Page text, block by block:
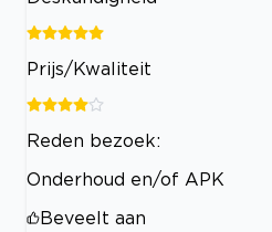
Prijs/Kwaliteit
Reden bezoek:
Onderhoud en/of APK
Beveelt aan